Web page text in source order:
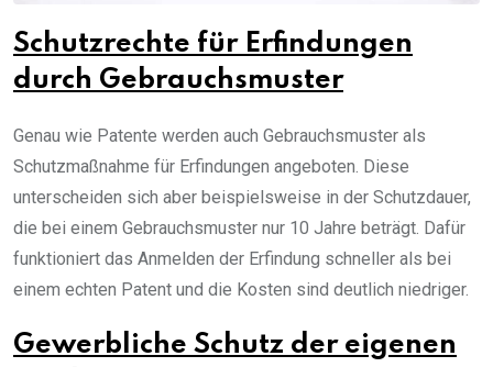
Schutzrechte für Erfindungen
durch Gebrauchsmuster
Genau wie Patente werden auch Gebrauchsmuster als
Schutzmaßnahme für Erfindungen angeboten. Diese
unterscheiden sich aber beispielsweise in der Schutzdauer,
die bei einem Gebrauchsmuster nur 10 Jahre beträgt. Dafür
funktioniert das Anmelden der Erfindung schneller als bei
einem echten Patent und die Kosten sind deutlich niedriger.
Gewerbliche Schutz der eigenen